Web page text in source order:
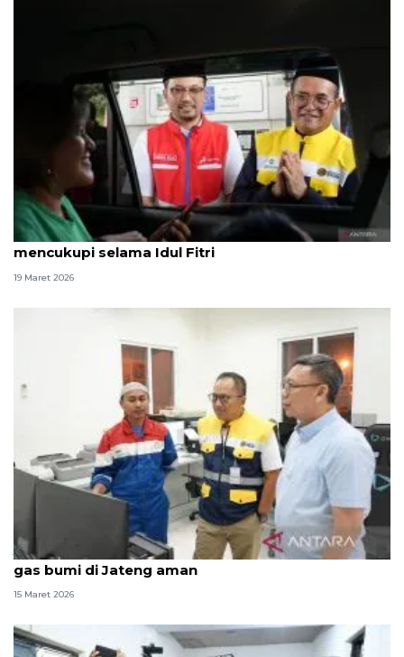
Pemerintah jamin pasokan energi di Jateng
mencukupi selama Idul Fitri
19 Maret 2026
Jelang Lebaran, BPH Migas pastikan penyaluran
gas bumi di Jateng aman
15 Maret 2026